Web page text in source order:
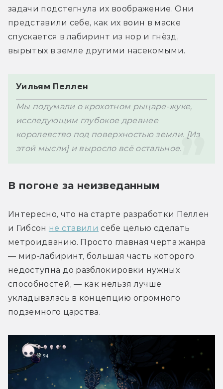
задачи подстегнула их воображение. Они
представили себе, как их воин в маске
спускается в лабиринт из нор и гнёзд,
вырытых в земле другими насекомыми.
Уильям Пеллен
Мы подумали о крохотном рыцаре-жуке,
исследующим глубокое древнее
королевство под поверхностью земли. [Из
этой мысли] и выросло всё остальное.
В погоне за неизведанным
Интересно, что на старте разработки Пеллен
и Гибсон не ставили себе целью сделать
метроидванию. Просто главная черта жанра
— мир-лабиринт, большая часть которого
недоступна до разблокировки нужных
способностей, — как нельзя лучше
укладывалась в концепцию огромного
подземного царства.